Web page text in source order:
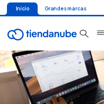
Inicio Grandes marcas